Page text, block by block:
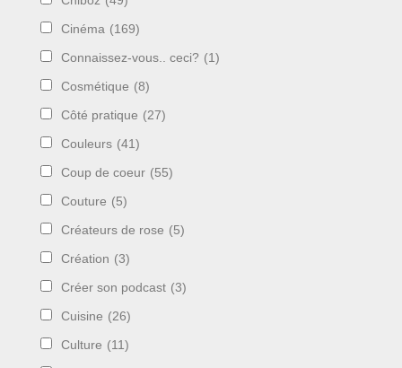
Cinéma (169)
Connaissez-vous.. ceci? (1)
Cosmétique (8)
Côté pratique (27)
Couleurs (41)
Coup de coeur (55)
Couture (5)
Créateurs de rose (5)
Création (3)
Créer son podcast (3)
Cuisine (26)
Culture (11)